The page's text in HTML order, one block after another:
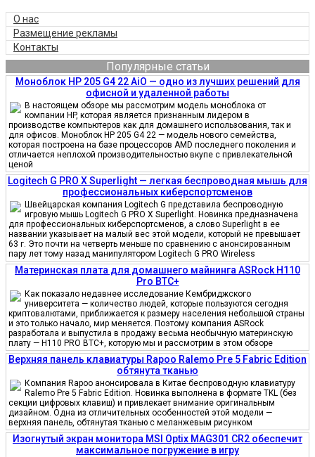
О нас
Размещение рекламы
Контакты
Популярные статьи
Моноблок HP 205 G4 22 AiO — одно из лучших решений для
офисной и удаленной работы
В настоящем обзоре мы рассмотрим модель моноблока от
компании HP, которая является признанным лидером в
производстве компьютеров как для домашнего использования, так и
для офисов. Моноблок HP 205 G4 22 — модель нового семейства,
которая построена на базе процессоров AMD последнего поколения и
отличается неплохой производительностью вкупе с привлекательной
ценой
Logitech G PRO X Superlight — легкая беспроводная мышь для
профессиональных киберспортсменов
Швейцарская компания Logitech G представила беспроводную
игровую мышь Logitech G PRO X Superlight. Новинка предназначена
для профессиональных киберспортсменов, а слово Superlight в ее
названии указывает на малый вес этой модели, который не превышает
63 г. Это почти на четверть меньше по сравнению с анонсированным
пару лет тому назад манипулятором Logitech G PRO Wireless
Материнская плата для домашнего майнинга ASRock H110
Pro BTC+
Как показало недавнее исследование Кембриджского
университета — количество людей, которые пользуются сегодня
криптовалютами, приближается к размеру населения небольшой страны
и это только начало, мир меняется. Поэтому компания ASRock
разработала и выпустила в продажу весьма необычную материнскую
плату — H110 PRO BTC+, которую мы и рассмотрим в этом обзоре
Верхняя панель клавиатуры Rapoo Ralemo Pre 5 Fabric Edition
обтянута тканью
Компания Rapoo анонсировала в Китае беспроводную клавиатуру
Ralemo Pre 5 Fabric Edition. Новинка выполнена в формате TKL (без
секции цифровых клавиш) и привлекает внимание оригинальным
дизайном. Одна из отличительных особенностей этой модели —
верхняя панель, обтянутая тканью с меланжевым рисунком
Изогнутый экран монитора MSI Optix MAG301 CR2 обеспечит
максимальное погружение в игру